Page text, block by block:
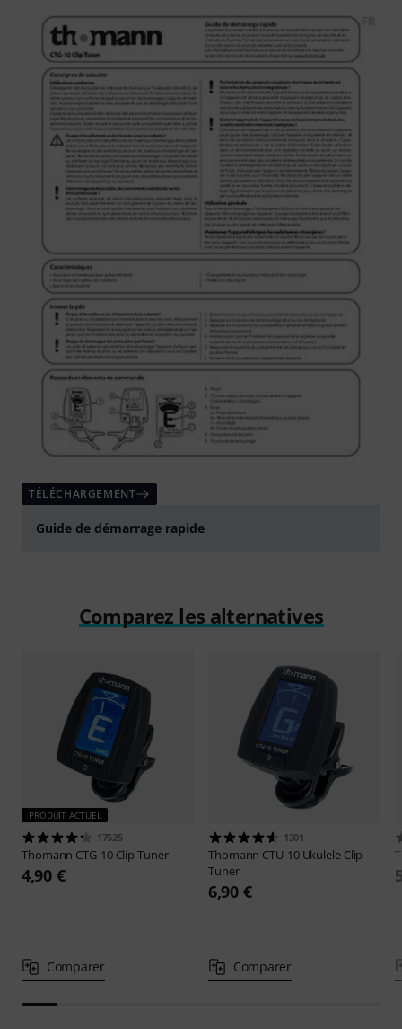
TÉLÉCHARGEMENT
Guide de démarrage rapide
Comparez les alternatives
PRODUIT ACTUEL
17525
Thomann CTG-10 Clip Tuner
4,90 €
Comparer
1301
Thomann CTU-10 Ukulele Clip
Tuner
6,90 €
Comparer